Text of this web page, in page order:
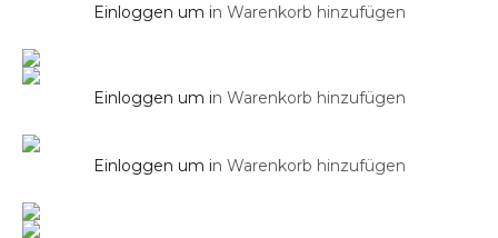
Einloggen um in Warenkorb hinzufügen
Regendusche Unterputz 50 cm in Chrom
Einloggen um in Warenkorb hinzufügen
Duschsäule PARK in Schwarz Matt
Einloggen um in Warenkorb hinzufügen
Seitenbrause Eckig SOHO 2.0